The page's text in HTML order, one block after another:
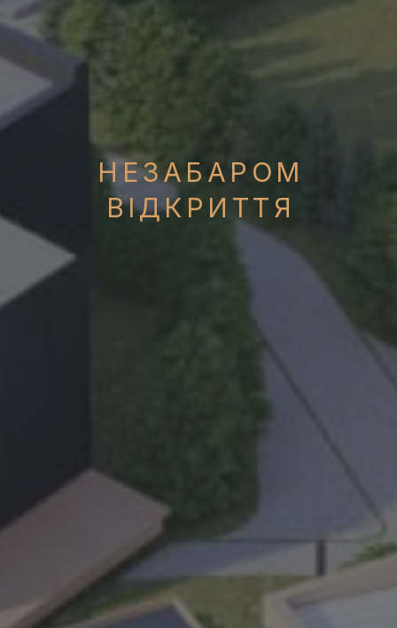
НЕЗАБАРОМ
ВІДКРИТТЯ